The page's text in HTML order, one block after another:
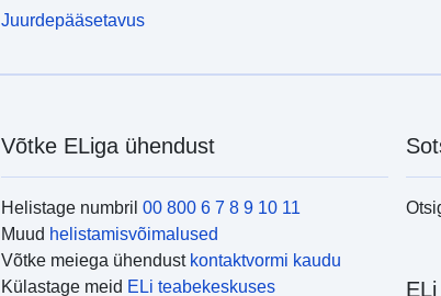
Juurdepääsetavus
Võtke ELiga ühendust
Helistage numbril 00 800 6 7 8 9 10 11
Muud helistamisvõimalused
Võtke meiega ühendust kontaktvormi kaudu
Külastage meid ELi teabekeskuses